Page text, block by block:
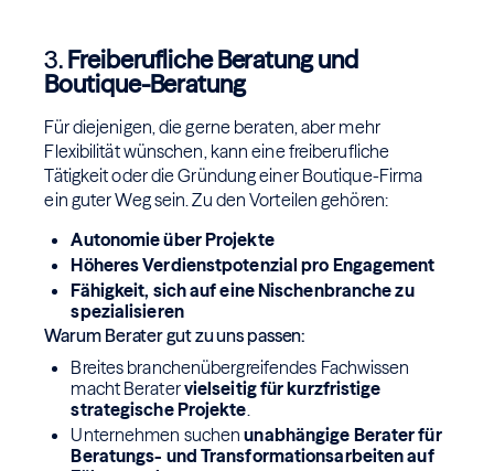
3. Freiberufliche Beratung und
Boutique-Beratung
Für diejenigen, die gerne beraten, aber mehr
Flexibilität wünschen, kann eine freiberufliche
Tätigkeit oder die Gründung einer Boutique-Firma
ein guter Weg sein. Zu den Vorteilen gehören:
Autonomie über Projekte
Höheres Verdienstpotenzial pro Engagement
Fähigkeit, sich auf eine Nischenbranche zu
spezialisieren
Warum Berater gut zu uns passen:
Breites branchenübergreifendes Fachwissen
macht Beratervielseitig für kurzfristige
strategische Projekte.
Unternehmen suchenunabhängige Berater für
Beratungs- und Transformationsarbeiten auf